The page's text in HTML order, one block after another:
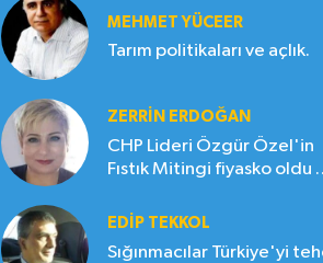
MEHMET YÜCEER
Tarım politikaları ve açlık.
ZERRIN ERDOĞAN
CHP Lideri Özgür Özel'in
Fıstık Mitingi fiyasko oldu .
EDIP TEKKOL
Sığınmacılar Türkiye'yi